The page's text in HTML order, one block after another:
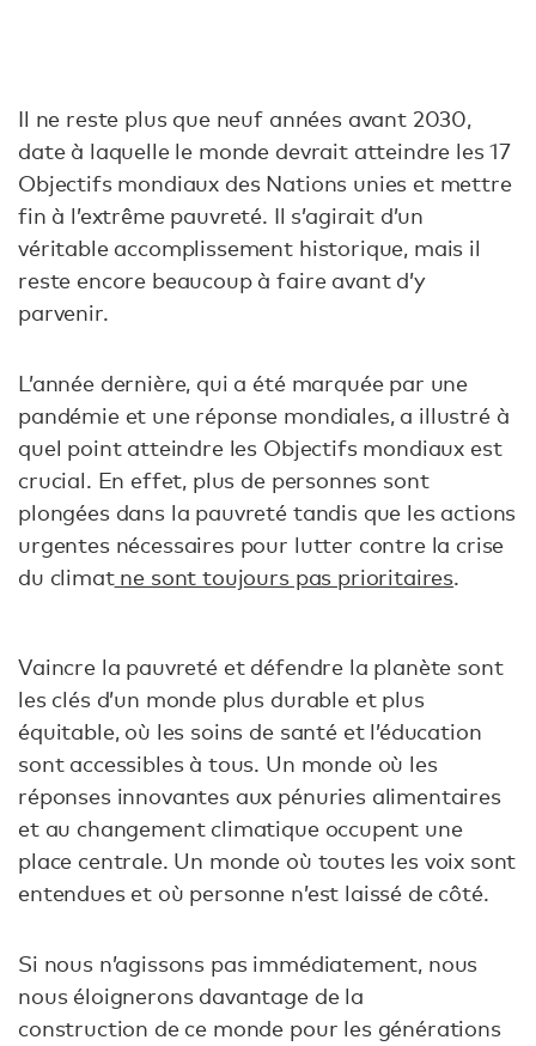
Il ne reste plus que neuf années avant 2030,
date à laquelle le monde devrait atteindre les 17
Objectifs mondiaux des Nations unies et mettre
fin à l’extrême pauvreté. Il s’agirait d’un
véritable accomplissement historique, mais il
reste encore beaucoup à faire avant d’y
parvenir.
L’année dernière, qui a été marquée par une
pandémie et une réponse mondiales, a illustré à
quel point atteindre les Objectifs mondiaux est
crucial. En effet, plus de personnes sont
plongées dans la pauvreté tandis que les actions
urgentes nécessaires pour lutter contre la crise
du climatne sont toujours pas prioritaires.
Vaincre la pauvreté et défendre la planète sont
les clés d’un monde plus durable et plus
équitable, où les soins de santé et l’éducation
sont accessibles à tous. Un monde où les
réponses innovantes aux pénuries alimentaires
et au changement climatique occupent une
place centrale. Un monde où toutes les voix sont
entendues et où personne n’est laissé de côté.
Si nous n’agissons pas immédiatement, nous
nous éloignerons davantage de la
construction de ce monde pour les générations